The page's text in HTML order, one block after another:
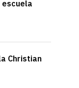
Christian